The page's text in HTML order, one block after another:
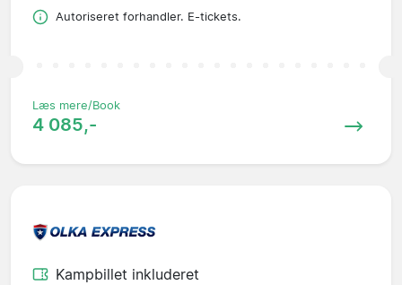
Autoriseret forhandler. E-tickets.
Læs mere/Book
4 085,-
Kampbillet inkluderet